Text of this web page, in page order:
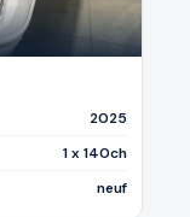
2025
1 x 140ch
neuf